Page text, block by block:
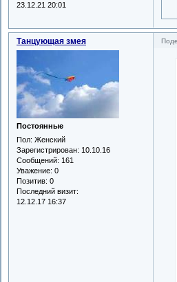
23.12.21 20:01
Танцующая змея
Постоянные
Пол: Женский
Зарегистрирован: 10.10.16
Сообщений: 161
Уважение: 0
Позитив: 0
Последний визит:
12.12.17 16:37